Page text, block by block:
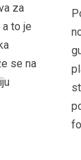
za
to je
se na